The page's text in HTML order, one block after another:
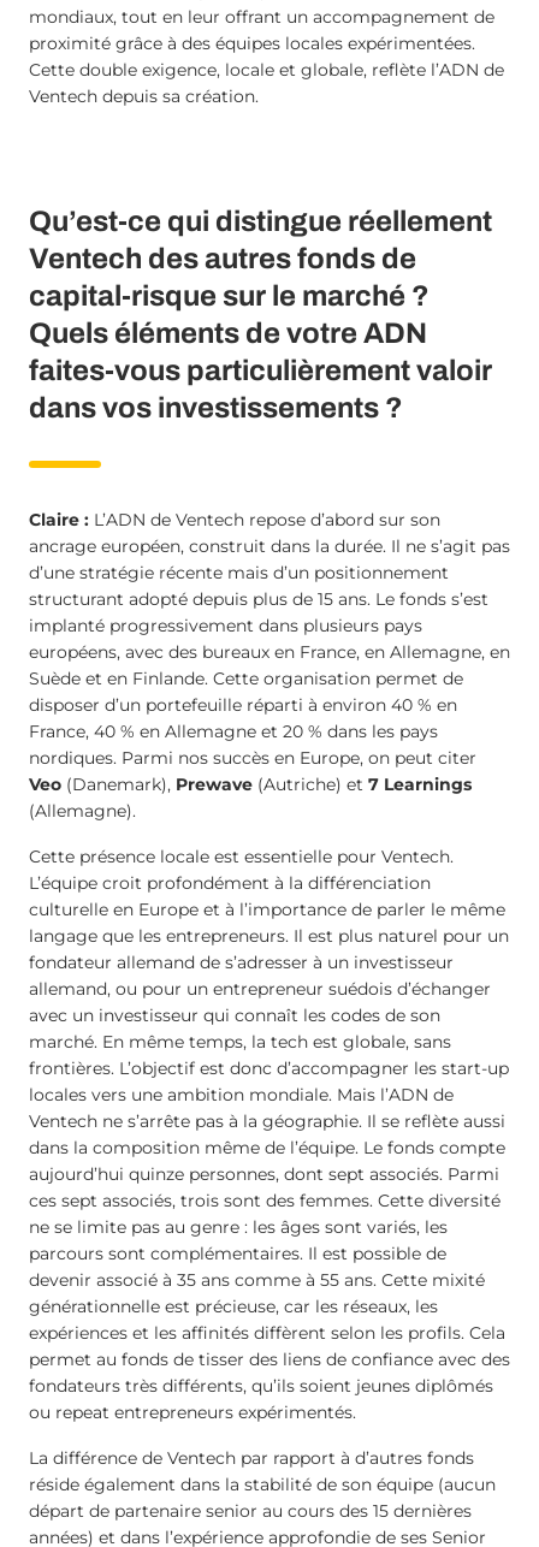
mondiaux, tout en leur offrant un accompagnement de
proximité grâce à des équipes locales expérimentées.
Cette double exigence, locale et globale, reflète l’ADN de
Ventech depuis sa création.
Qu’est-ce qui distingue réellement
Ventech des autres fonds de
capital-risque sur le marché ?
Quels éléments de votre ADN
faites-vous particulièrement valoir
dans vos investissements ?
Claire : L’ADN de Ventech repose d’abord sur son
ancrage européen, construit dans la durée. Il ne s’agit pas
d’une stratégie récente mais d’un positionnement
structurant adopté depuis plus de 15 ans. Le fonds s’est
implanté progressivement dans plusieurs pays
européens, avec des bureaux en France, en Allemagne, en
Suède et en Finlande. Cette organisation permet de
disposer d’un portefeuille réparti à environ 40 % en
France, 40 % en Allemagne et 20 % dans les pays
nordiques. Parmi nos succès en Europe, on peut citer
Veo (Danemark), Prewave (Autriche) et 7 Learnings
(Allemagne).
Cette présence locale est essentielle pour Ventech.
L’équipe croit profondément à la différenciation
culturelle en Europe et à l’importance de parler le même
langage que les entrepreneurs. Il est plus naturel pour un
fondateur allemand de s’adresser à un investisseur
allemand, ou pour un entrepreneur suédois d’échanger
avec un investisseur qui connaît les codes de son
marché. En même temps, la tech est globale, sans
frontières. L’objectif est donc d’accompagner les start-up
locales vers une ambition mondiale. Mais l’ADN de
Ventech ne s’arrête pas à la géographie. Il se reflète aussi
dans la composition même de l’équipe. Le fonds compte
aujourd’hui quinze personnes, dont sept associés. Parmi
ces sept associés, trois sont des femmes. Cette diversité
ne se limite pas au genre : les âges sont variés, les
parcours sont complémentaires. Il est possible de
devenir associé à 35 ans comme à 55 ans. Cette mixité
générationnelle est précieuse, car les réseaux, les
expériences et les affinités diffèrent selon les profils. Cela
permet au fonds de tisser des liens de confiance avec des
fondateurs très différents, qu’ils soient jeunes diplômés
ou repeat entrepreneurs expérimentés.
La différence de Ventech par rapport à d’autres fonds
réside également dans la stabilité de son équipe (aucun
départ de partenaire senior au cours des 15 dernières
années) et dans l’expérience approfondie de ses Senior